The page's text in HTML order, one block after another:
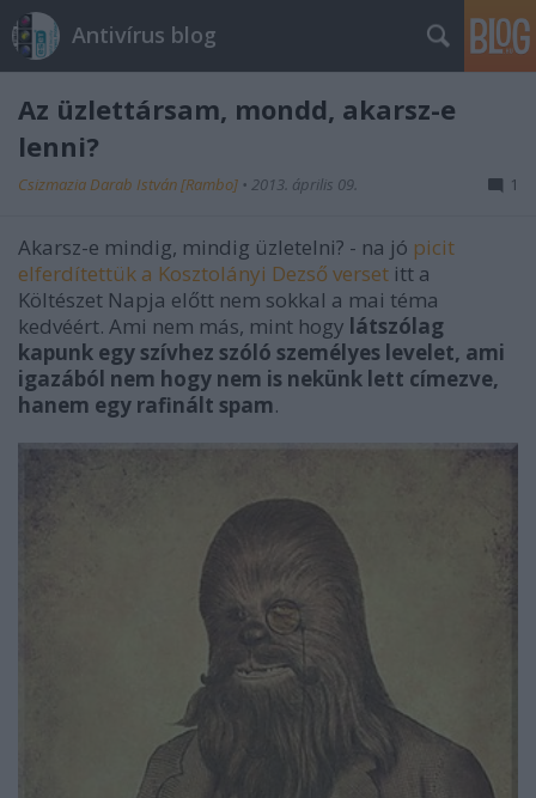
Antivírus blog
Az üzlettársam, mondd, akarsz-e
lenni?
Csizmazia Darab István [Rambo] • 2013. április 09. 1
Akarsz-e mindig, mindig üzletelni? - na jó picit
elferdítettük a Kosztolányi Dezső verset itt a
Költészet Napja előtt nem sokkal a mai téma
kedvéért. Ami nem más, mint hogy látszólag
kapunk egy szívhez szóló személyes levelet, ami
igazából nem hogy nem is nekünk lett címezve,
hanem egy rafinált spam.